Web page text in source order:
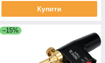
Купити
–15%